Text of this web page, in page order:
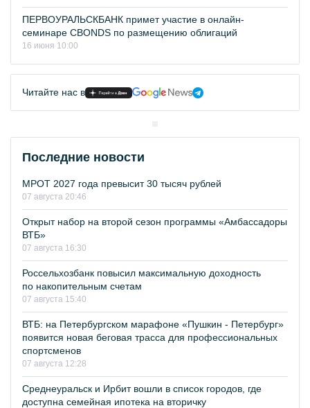
ПЕРВОУРАЛЬСКБАНК примет участие в онлайн-
семинаре CBONDS по размещению облигаций
16 июня 10:00
Читайте нас в
Последние новости
МРОТ 2027 года превысит 30 тысяч рублей
07 августа 20:46
Открыт набор на второй сезон программы «Амбассадоры
ВТБ»
07 августа 16:30
Россельхозбанк повысил максимальную доходность
по накопительным счетам
07 августа 15:40
ВТБ: на Петербургском марафоне «Пушкин - Петербург»
появится новая беговая трасса для профессиональных
спортсменов
07 августа 12:28
Среднеуральск и Ирбит вошли в список городов, где
доступна семейная ипотека на вторичку